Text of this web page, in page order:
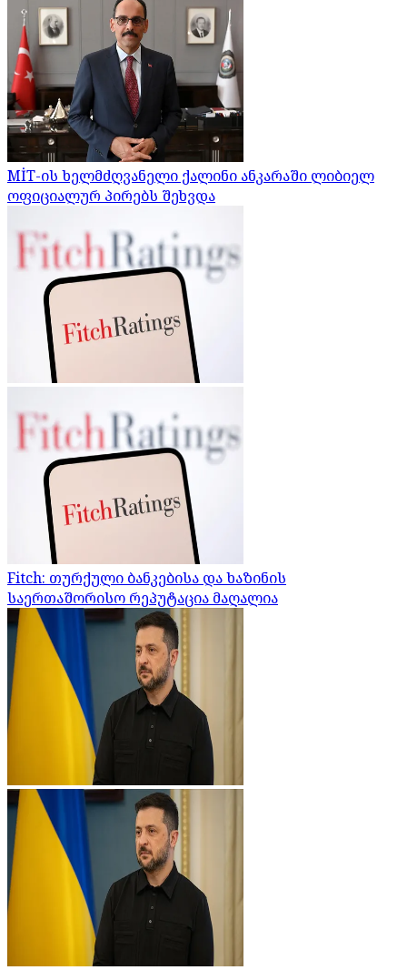
MİT-ის ხელმძღვანელი ქალინი ანკარაში ლიბიელ
ოფიციალურ პირებს შეხვდა
Fitch: თურქული ბანკებისა და ხაზინის
საერთაშორისო რეპუტაცია მაღალია